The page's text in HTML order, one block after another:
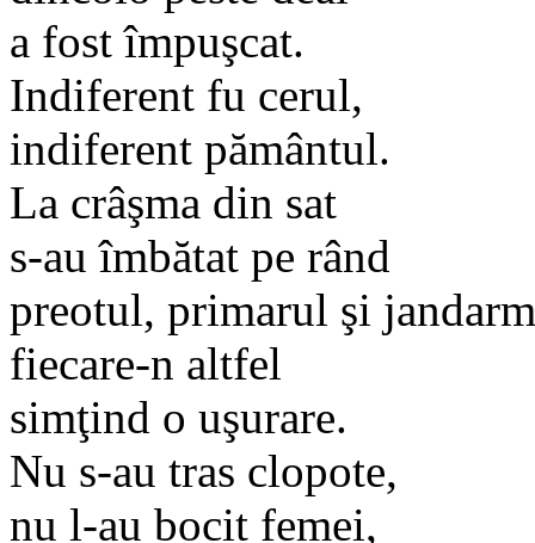
a fost împuşcat.
Indiferent fu cerul,
indiferent pământul.
La crâşma din sat
s-au îmbătat pe rând
preotul, primarul şi
fiecare-n altfel
simţind o uşurare.
Nu s-au tras clopote,
nu l-au bocit femei,